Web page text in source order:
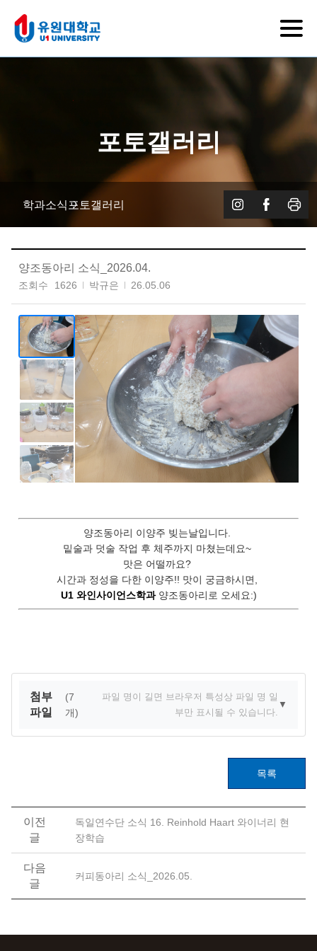
포토갤러리
학과소식 포토갤러리
양조동아리 소식_2026.04.
조회수 1626 박규은 26.05.06
양조동아리 이양주 빚는날입니다.
밑술과 덧술 작업 후 체주까지 마쳤는데요~
맛은 어떨까요?
시간과 정성을 다한 이양주!! 맛이 궁금하시면,
U1 와인사이언스학과양조동아리로 오세요:)
첨부
파일
(7
개)
파일 명이 길면 브라우저 특성상 파일 명 일
부만 표시될 수 있습니다.
▼
목록
이전
글
독일연수단 소식 16. Reinhold Haart 와이너리 현
장학습
다음
글
커피동아리 소식_2026.05.